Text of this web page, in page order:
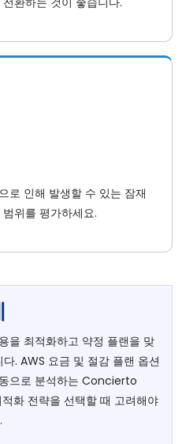
인해 발생할 수 있는 잠재
위를 평가하세요.
을 최적화하고 약정 플랜을 맞
. AWS 요금 및 절감 플랜 옵션
으로 분석하는 Concierto
화 전략을 선택할 때 고려해야